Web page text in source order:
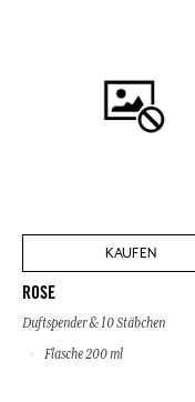
KAUFEN
ROSE
Duftspender & 10 Stäbchen
Flasche 200 ml